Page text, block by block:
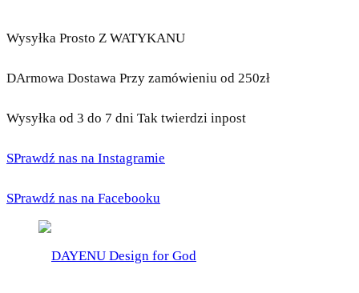
Wysyłka Prosto Z WATYKANU
DArmowa Dostawa Przy zamówieniu od 250zł
Wysyłka od 3 do 7 dni Tak twierdzi inpost
SPrawdź nas na Instagramie
SPrawdź nas na Facebooku